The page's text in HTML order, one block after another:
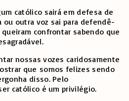
católico sairá em defesa de
ou outra voz sai para defendê-
confrontar sabendo que
nossas vozes caridosamente
que somos felizes sendo
disso. Pelo
católico é um privilégio.